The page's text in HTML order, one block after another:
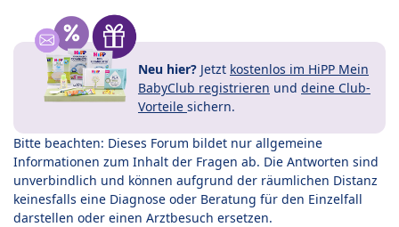
Neu hier? Jetzt kostenlos im HiPP Mein
BabyClub registrieren und deine Club-
Vorteile sichern.
Bitte beachten: Dieses Forum bildet nur allgemeine
Informationen zum Inhalt der Fragen ab. Die Antworten sind
unverbindlich und können aufgrund der räumlichen Distanz
keinesfalls eine Diagnose oder Beratung für den Einzelfall
darstellen oder einen Arztbesuch ersetzen.